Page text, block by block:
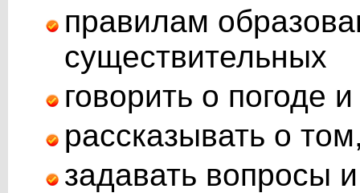
правилам
существительных
говорить о погоде
рассказывать о
задавать вопросы